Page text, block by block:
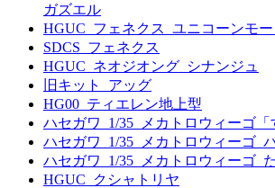
ガズエル
HGUC_フェネクス_ユニコーンモー
SDCS_フェネクス
HGUC_ネオジオング_シナンジュ
旧キット_アッグ
HG00_ティエレン地上型
ハセガワ_1/35_メカトロウィーゴ「
ハセガワ_1/35_メカトロウィーゴ_
ハセガワ_1/35_メカトロウィーゴ_
HGUC_クシャトリヤ